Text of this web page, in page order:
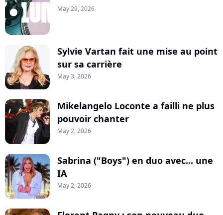
May 29, 2026
Sylvie Vartan fait une mise au point
sur sa carrière
May 3, 2026
Mikelangelo Loconte a failli ne plus
pouvoir chanter
May 2, 2026
Sabrina ("Boys") en duo avec... une
IA
May 2, 2026